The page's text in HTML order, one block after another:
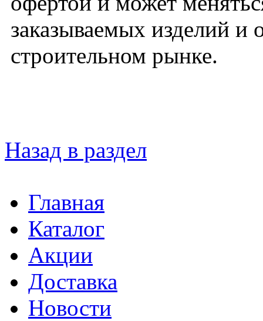
заказываемых изделий и
строительном рынке.
Назад в раздел
Главная
Каталог
Акции
Доставка
Новости